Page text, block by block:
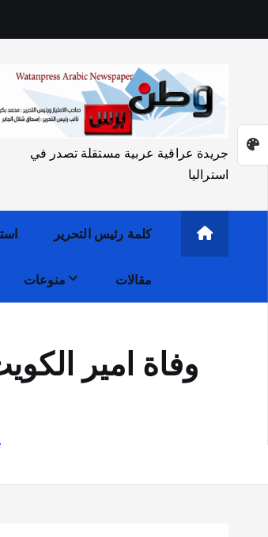
جريدة عراقية عربية مستقلة تصدر في
استراليا
كلمة رئيس التحرير
مقالات منوعات
وفاة امير